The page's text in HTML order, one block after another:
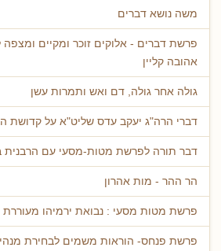
משה נושא דברים
פרשת דברים - אלוקים זוכר ומקיים
אהובה קליין
גולה אחר גולה, דם ואש ותמרות עשן
דברי הרה"ג יעקב עדס שליט"א על קדושת
דבר תורה לפרשת מטות-מסעי עם הרבנית
הר ההר - מות אהרון
פרשת מטות מסעי : נבואת ירמיהו מעוררת
פרשת פנחס- הוראות משמים לבחירת